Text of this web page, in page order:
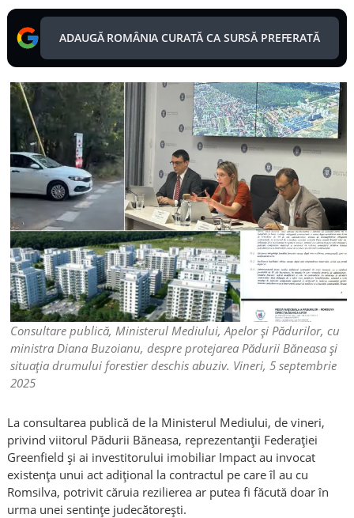
ADAUGĂ ROMÂNIA CURATĂ CA SURSĂ PREFERATĂ
Consultare publică, Ministerul Mediului, Apelor și Pădurilor, cu
ministra Diana Buzoianu, despre protejarea Pădurii Băneasa și
situația drumului forestier deschis abuziv. Vineri, 5 septembrie
2025
La consultarea publică de la Ministerul Mediului, de vineri,
privind viitorul Pădurii Băneasa, reprezentanții Federației
Greenfield și ai investitorului imobiliar Impact au invocat
existența unui act adițional la contractul pe care îl au cu
Romsilva, potrivit căruia rezilierea ar putea fi făcută doar în
urma unei sentințe judecătorești.